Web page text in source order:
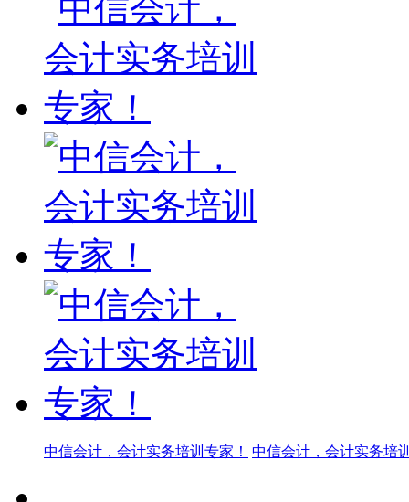
中信会计，会计实务培训专家！ 中信会计，会计实务培